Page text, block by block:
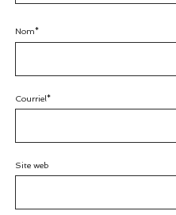
Nom*
Courriel*
Site web